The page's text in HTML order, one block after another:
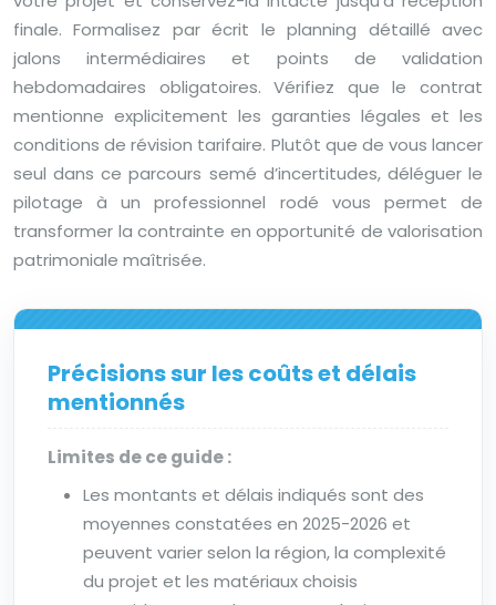
finale. Formalisez par écrit le planning détaillé avec
jalons intermédiaires et points de validation
hebdomadaires obligatoires. Vérifiez que le contrat
mentionne explicitement les garanties légales et les
conditions de révision tarifaire. Plutôt que de vous lancer
seul dans ce parcours semé d’incertitudes, déléguer le
pilotage à un professionnel rodé vous permet de
transformer la contrainte en opportunité de valorisation
patrimoniale maîtrisée.
Précisions sur les coûts et délais
mentionnés
Limites de ce guide :
Les montants et délais indiqués sont des
moyennes constatées en 2025-2026 et
peuvent varier selon la région, la complexité
du projet et les matériaux choisis